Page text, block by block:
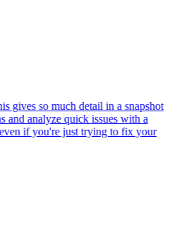
so much detail in a snapshot
analyze quick issues with a
if you're just trying to fix your